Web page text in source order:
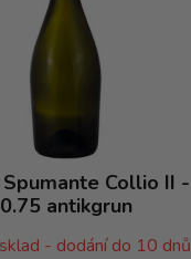
Spumante Collio II -
0.75 antikgrun
- dodání do 10 dnů